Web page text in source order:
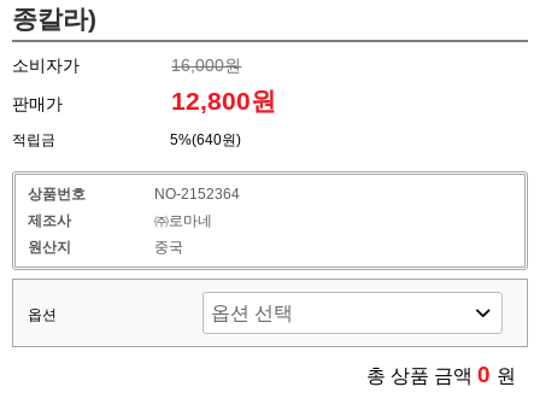
종칼라)
소비자가
16,000원
판매가
12,800원
적립금 5%(640원)
상품번호
NO-2152364
제조사
㈜로마네
원산지
중국
옵션
총 상품 금액 0 원